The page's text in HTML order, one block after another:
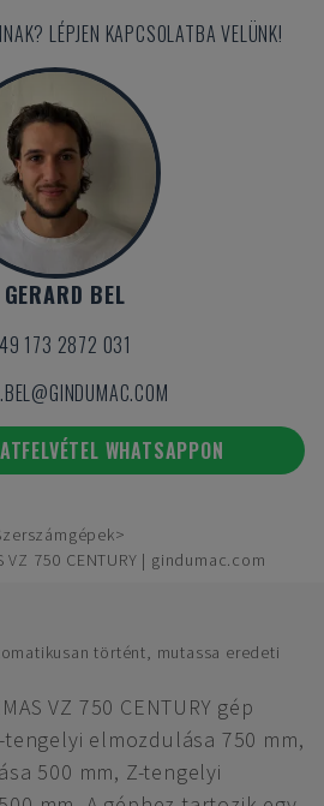
LÉPJEN KAPCSOLATBA VELÜNK!
GERARD BEL
173 2872 031
WHATSAPPON
750 CENTURY | gindumac.com
történt, mutassa eredeti
VZ 750 CENTURY gép
elmozdulása 750 mm,
500 mm, Z-tengelyi